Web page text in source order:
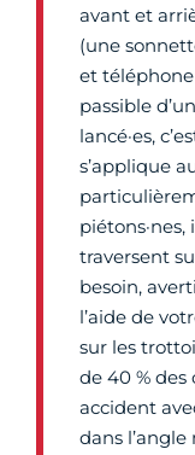
avant et
(une
et
passible
lancé·es,
s’applique
traversent
besoin,
l’aide de
sur les
de 40 % des
accident
dans